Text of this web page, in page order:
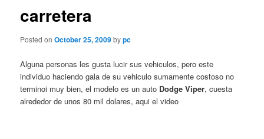
carretera
Posted onOctober 25, 2009bypc
Alguna personas les gusta lucir sus vehiculos, pero este
individuo haciendo gala de su vehiculo sumamente costoso no
terminoi muy bien, el modelo es un auto Dodge Viper, cuesta
alrededor de unos 80 mil dolares, aqui el video